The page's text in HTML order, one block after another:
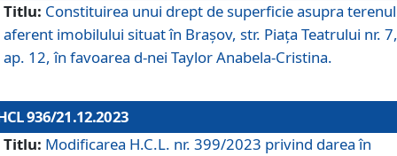
Titlu: Constituirea unui drept de superficie asupra
aferent imobilului situat în Brașov, str. Piața Teatrului nr. 7,
ap. 12, în favoarea d-nei Taylor Anabela-Cristina.
936/21.12.2023
Titlu: Modificarea H.C.L. nr. 399/2023 privind darea în